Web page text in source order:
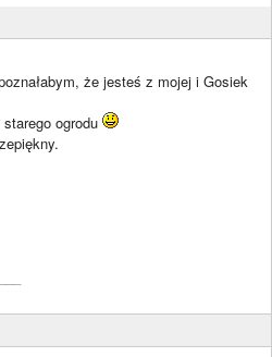
że jesteś z mojej i Gosiek
ogrodu